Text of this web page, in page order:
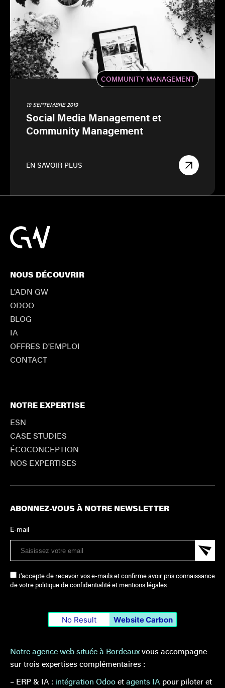
COMMUNITY MANAGEMENT
19 SEPTEMBRE 2019
Social Media Management et
Community Management
EN SAVOIR PLUS
Notre agence web située à Bordeauxvous accompagne
sur trois expertises complémentaires :
– ERP & IA : intégration Odooetagents IA pour piloter et
NOUS DÉCOUVRIR
L'ADN GW
ODOO
BLOG
IA
OFFRES D'EMPLOI
CONTACT
NOTRE EXPERTISE
ESN
CASE STUDIES
ÉCOCONCEPTION
NOS EXPERTISES
ABONNEZ-VOUS À NOTRE NEWSLETTER
E-mail
J'accepte de recevoir vos e-mails et confirme avoir pris connaissance
de votre politique de confidentialité et mentions légales
No Result Website Carbon